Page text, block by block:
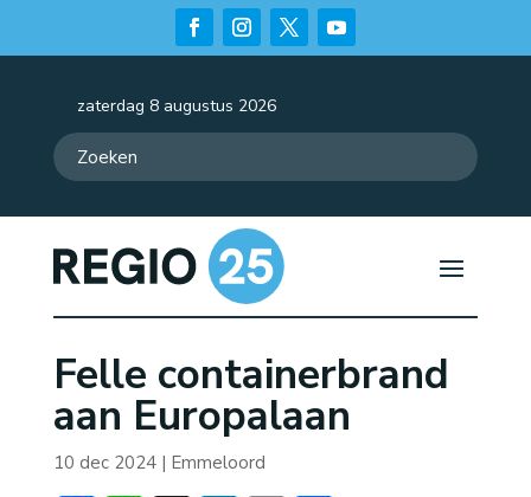
zaterdag 8 augustus 2026
Felle containerbrand
aan Europalaan
10 dec 2024| Emmeloord